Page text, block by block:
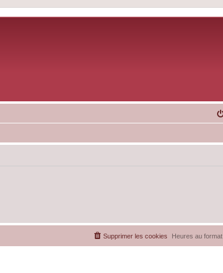
Heures au format
Supprimer les cookies